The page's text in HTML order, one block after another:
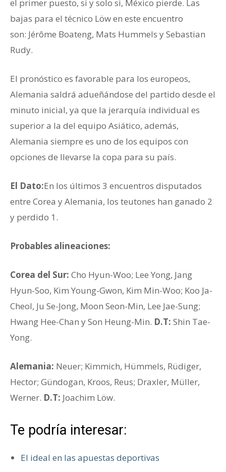
el primer puesto, si y solo si, México pierde. Las
bajas para el técnico Löw en este encuentro
son: Jérôme Boateng, Mats Hummels y Sebastian
Rudy.
El pronóstico es favorable para los europeos,
Alemania saldrá adueñándose del partido desde el
minuto inicial, ya que la jerarquía individual es
superior a la del equipo Asiático, además,
Alemania siempre es uno de los equipos con
opciones de llevarse la copa para su país.
El Dato:En los últimos 3 encuentros disputados
entre Corea y Alemania, los teutones han ganado 2
y perdido 1.
Probables alineaciones:
Corea del Sur: Cho Hyun-Woo; Lee Yong, Jang
Hyun-Soo, Kim Young-Gwon, Kim Min-Woo; Koo Ja-
Cheol, Ju Se-Jong, Moon Seon-Min, Lee Jae-Sung;
Hwang Hee-Chan y Son Heung-Min. D.T: Shin Tae-
Yong.
Alemania: Neuer; Kimmich, Hümmels, Rüdiger,
Hector; Gündogan, Kroos, Reus; Draxler, Müller,
Werner. D.T: Joachim Löw.
Te podría interesar:
El ideal en las apuestas deportivas